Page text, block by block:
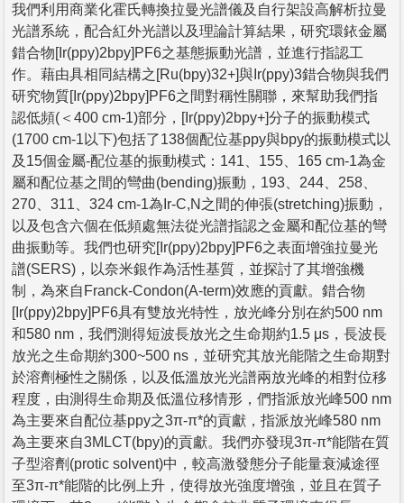
我們利用商業化霍氏轉換拉曼光譜儀及自行架設高解析拉曼
光譜系統，配合紅外光譜以及理論計算結果，研究環銥金屬
錯合物[Ir(ppy)2bpy]PF6之基態振動光譜，並進行指認工
作。藉由具相同結構之[Ru(bpy)32+]與Ir(ppy)3錯合物與我們
研究物質[Ir(ppy)2bpy]PF6之間對稱性關聯，來幫助我們指
認低頻(＜400 cm-1)部分，[Ir(ppy)2bpy+]分子的振動模式
(1700 cm-1以下)包括了138個配位基ppy與bpy的振動模式以
及15個金屬-配位基的振動模式：141、155、165 cm-1為金
屬和配位基之間的彎曲(bending)振動，193、244、258、
270、311、324 cm-1為Ir-C,N之間的伸張(stretching)振動，
以及包含六個在低頻處無法從光譜指認之金屬和配位基的彎
曲振動等。我們也研究[Ir(ppy)2bpy]PF6之表面增強拉曼光
譜(SERS)，以奈米銀作為活性基質，並探討了其增強機
制，為來自Franck-Condon(A-term)效應的貢獻。錯合物
[Ir(ppy)2bpy]PF6具有雙放光特性，放光峰分別在約500 nm
和580 nm，我們測得短波長放光之生命期約1.5 μs，長波長
放光之生命期約300~500 ns，並研究其放光能階之生命期對
於溶劑極性之關係，以及低溫放光光譜兩放光峰的相對位移
程度，由測得生命期及低溫位移情形，們指派放光峰500 nm
為主要來自配位基ppy之3π-π*的貢獻，指派放光峰580 nm
為主要來自3MLCT(bpy)的貢獻。我們亦發現3π-π*能階在質
子型溶劑(protic solvent)中，較高激發態分子能量衰減途徑
至3π-π*能階的比例上升，使得放光強度增強，並且在質子